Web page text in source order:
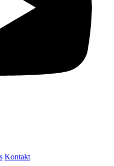
Kontakt